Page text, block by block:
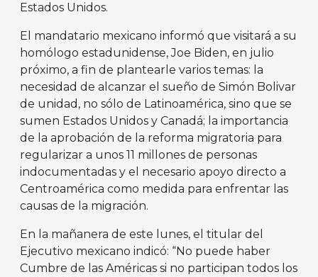
Estados Unidos.
El mandatario mexicano informó que visitará a su
homólogo estadunidense, Joe Biden, en julio
próximo, a fin de plantearle varios temas: la
necesidad de alcanzar el sueño de Simón Bolivar
de unidad, no sólo de Latinoamérica, sino que se
sumen Estados Unidos y Canadá; la importancia
de la aprobación de la reforma migratoria para
regularizar a unos 11 millones de personas
indocumentadas y el necesario apoyo directo a
Centroamérica como medida para enfrentar las
causas de la migración.
En la mañanera de este lunes, el titular del
Ejecutivo mexicano indicó: “No puede haber
Cumbre de las Américas si no participan todos los